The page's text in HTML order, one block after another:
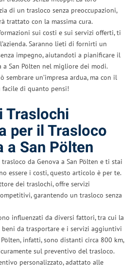
di un trasloco senza preoccupazioni,
trattato con la massima cura.
sui costi e sui servizi offerti, ti
Saranno lieti di fornirti un
impegno, aiutandoti a pianificare il
a San Pölten nel migliore dei modi.
sembrare un’impresa ardua, ma con il
di quanto pensi!
Traslochi
per il Trasloco
a San Pölten
da Genova a San Pölten e ti stai
essere i costi, questo articolo è per te.
dei traslochi, offre servizi
garantendo un trasloco senza
influenzati da diversi fattori, tra cui la
da trasportare e i servizi aggiuntivi
Pölten, infatti, sono distanti circa 800 km,
sul preventivo del trasloco.
personalizzato, adattato alle